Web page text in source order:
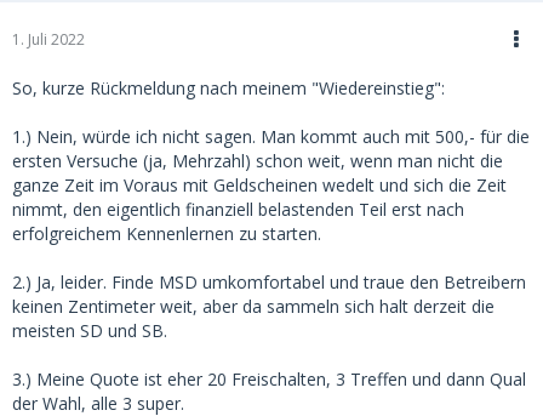
1. Juli 2022
So, kurze Rückmeldung nach meinem "Wiedereinstieg":
1.) Nein, würde ich nicht sagen. Man kommt auch mit 500,- für die
ersten Versuche (ja, Mehrzahl) schon weit, wenn man nicht die
ganze Zeit im Voraus mit Geldscheinen wedelt und sich die Zeit
nimmt, den eigentlich finanziell belastenden Teil erst nach
erfolgreichem Kennenlernen zu starten.
2.) Ja, leider. Finde MSD umkomfortabel und traue den Betreibern
keinen Zentimeter weit, aber da sammeln sich halt derzeit die
meisten SD und SB.
3.) Meine Quote ist eher 20 Freischalten, 3 Treffen und dann Qual
der Wahl, alle 3 super.